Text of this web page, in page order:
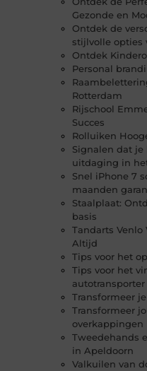
Gezonde en
Ontdek de
stijlvolle opties
Ontdek
Personal
Rotterdam
Rijschool
Succes
Rolluiken
Signalen dat je
uitdaging in
Snel iPhone 7
maanden
Staalplaat:
basis
Tandarts Venlo
Altijd
Tips voor het
Tips voor het
autotransporter
Transformeer
Transformeer
overkappingen
Tweedehands
in Apeldoorn
Valkuilen van